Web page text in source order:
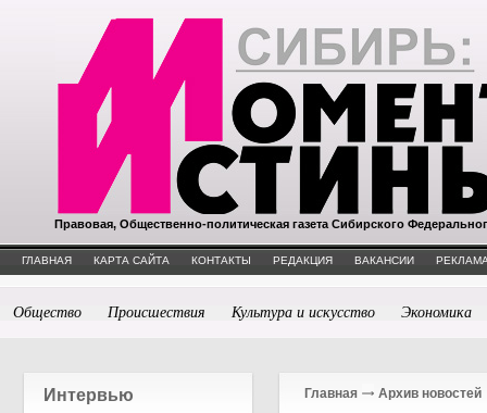
Правовая, Общественно-политическая газета Сибирского
ГЛАВНАЯ КАРТА САЙТА КОНТАКТЫ РЕДАКЦИЯ ВАКАНСИИ
Общество Происшествия Культура и искусство Экономика
Интервью Главная Архив новостей